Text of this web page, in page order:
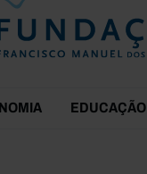
EDUCAÇÃO